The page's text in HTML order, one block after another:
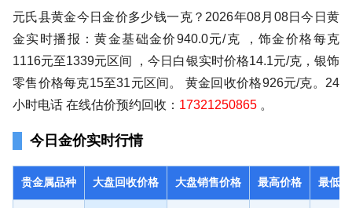
元氏县黄金今日金价多少钱一克？2026年08月08日今日黄
金实时播报：黄金基础金价940.0元/克 ，饰金价格每克
1116元至1339元区间 ，今日白银实时价格14.1元/克，银饰
零售价格每克15至31元区间。 黄金回收价格926元/克。24
小时电话 在线估价预约回收： 17321250865 。
今日金价实时行情
贵金属品种 大盘回收价格 大盘销售价格 最高价格 最低